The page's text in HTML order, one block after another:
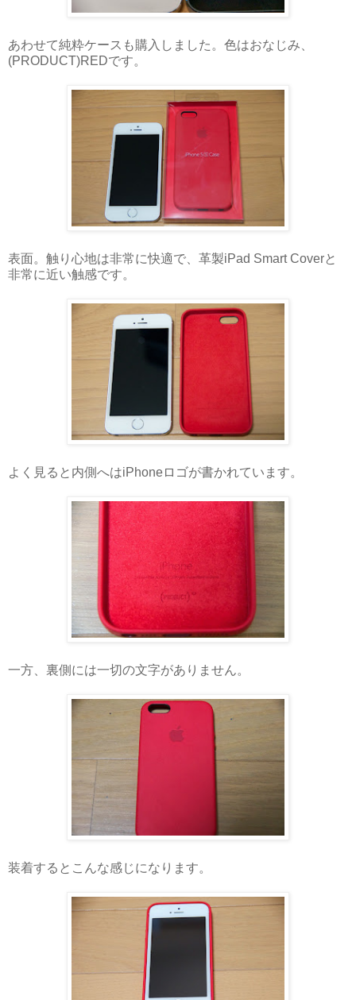
あわせて純粋ケースも購入しました。色はおなじみ、
(PRODUCT)REDです。
表面。触り心地は非常に快適で、革製iPad Smart Coverと
非常に近い触感です。
よく見ると内側へはiPhoneロゴが書かれています。
一方、裏側には一切の文字がありません。
装着するとこんな感じになります。